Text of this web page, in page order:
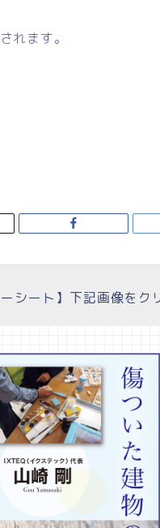
れます。
ーシート】下記画像を